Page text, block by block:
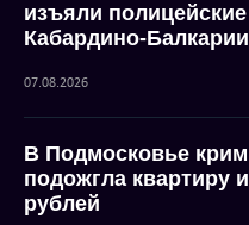
изъяли
Кабардино-Балкарии
07.08.2026
В Подмосковье
подожгла квартиру
рублей